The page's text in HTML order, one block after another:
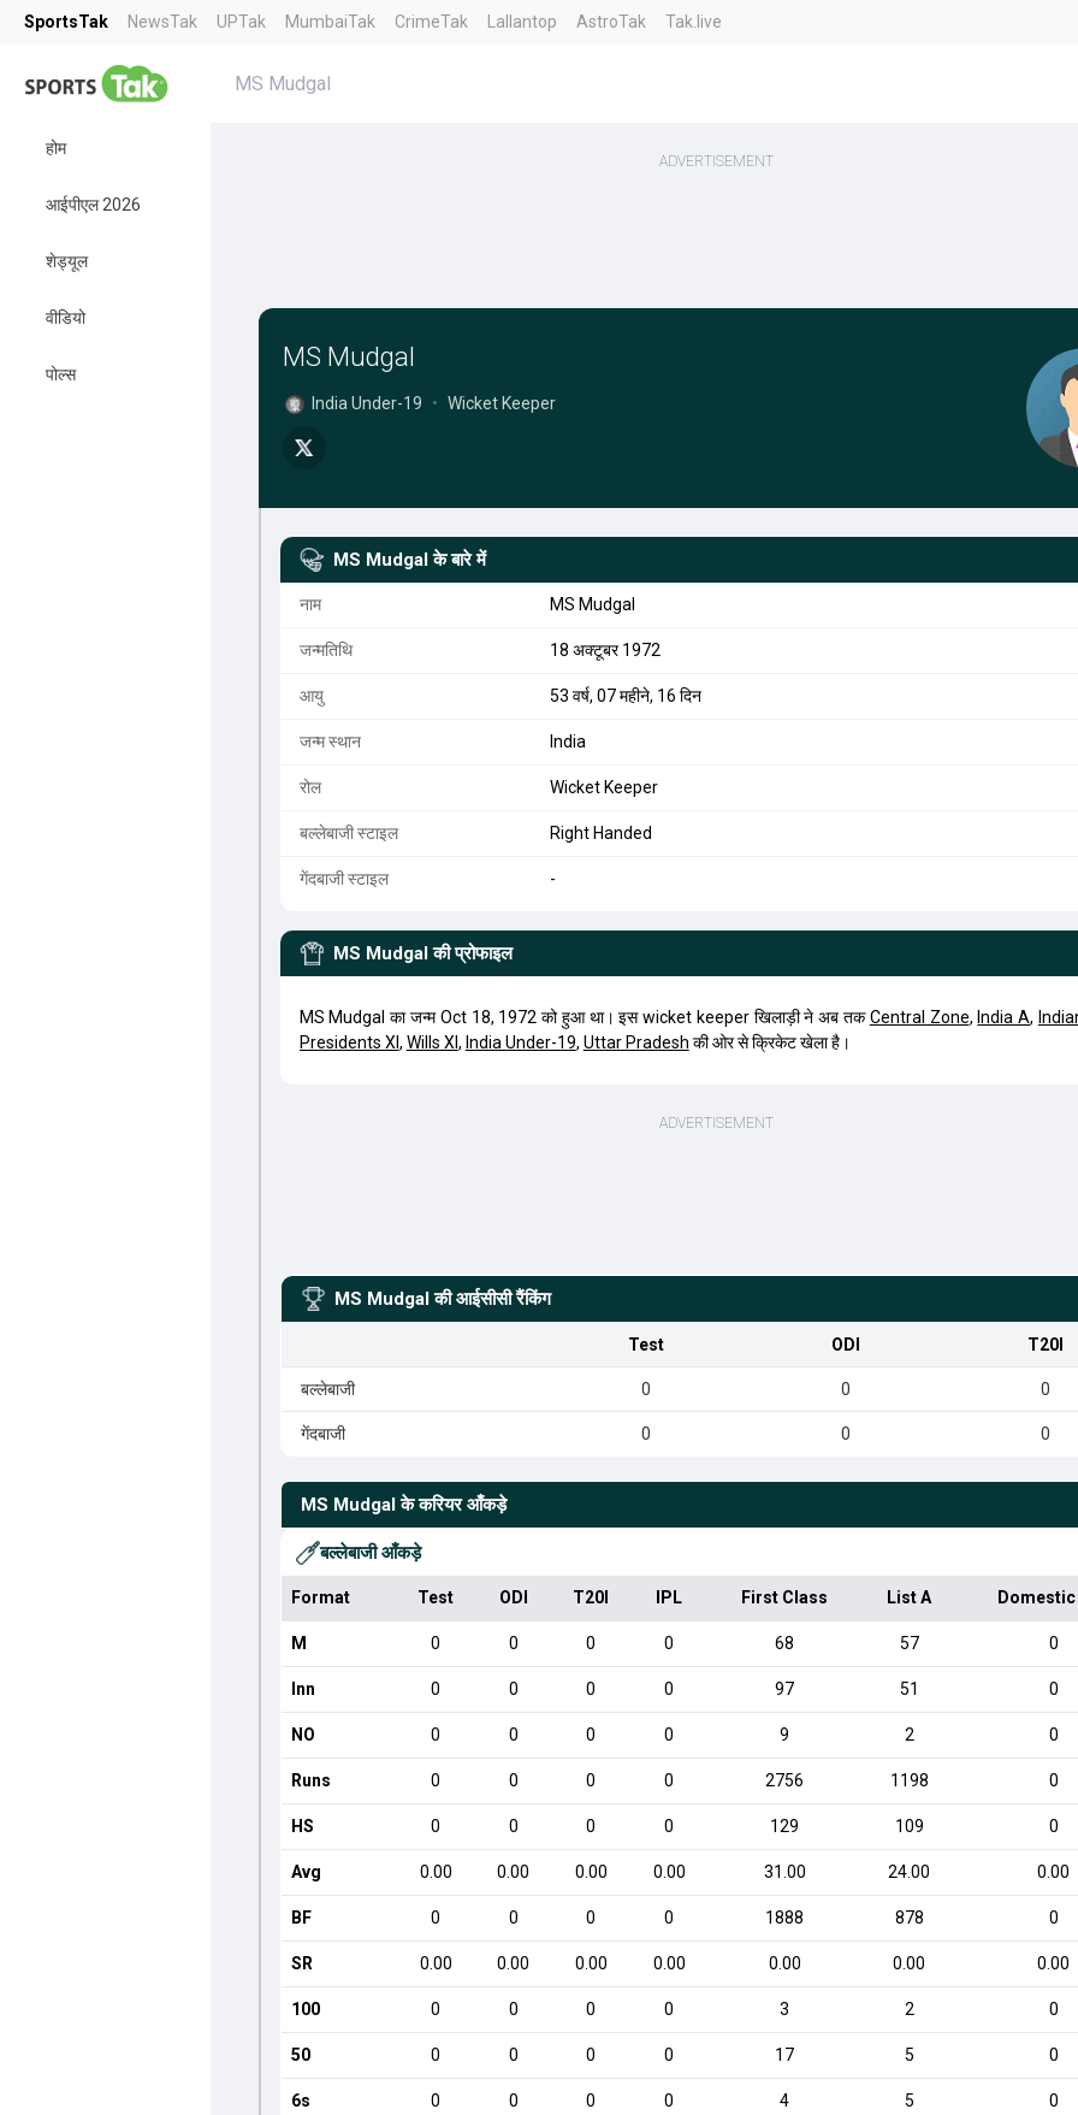
SportsTak NewsTak UPTak MumbaiTak CrimeTak Lallantop AstroTak Tak.live
होम
आईपीएल 2026
शेड्यूल
वीडियो
पोल्स
MS Mudgal
MS Mudgal
India Under-19 • Wicket Keeper
MS Mudgal के बारे में
नाम MS Mudgal
जन्मतिथि 18 अक्टूबर 1972
आयु 53 वर्ष, 07 महीने, 16 दिन
जन्म स्थान India
रोल Wicket Keeper
बल्लेबाजी स्टाइल Right Handed
गेंदबाजी स्टाइल -
MS Mudgal की प्रोफाइल
MS Mudgal का जन्म Oct 18, 1972 को हुआ था। इस wicket keeper खिलाड़ी ने अब तकCentral Zone, India A,
Presidents XI , Wills XI , India Under-19, Uttar Pradesh की ओर से क्रिकेट खेला है।
MS Mudgal की आईसीसी रैंकिंग
Test ODI T20I
बल्लेबाजी 0 0 0
गेंदबाजी 0 0 0
MS Mudgal के करियर आँकड़े
बल्लेबाजी आँकड़े
Format Test ODI T20I IPL First Class List A
M 0 0 0 0 68 57 0
Inn 0 0 0 0 97 51 0
NO 0 0 0 0 9 2 0
Runs 0 0 0 0 2756 1198 0
HS 0 0 0 0 129 109 0
Avg 0.00 0.00 0.00 0.00 31.00 24.00 0.00
BF 0 0 0 0 1888 878 0
SR 0.00 0.00 0.00 0.00 0.00 0.00 0.00
100 0 0 0 0 3 2 0
50 0 0 0 0 17 5 0
6s 0 0 0 0 4 5 0